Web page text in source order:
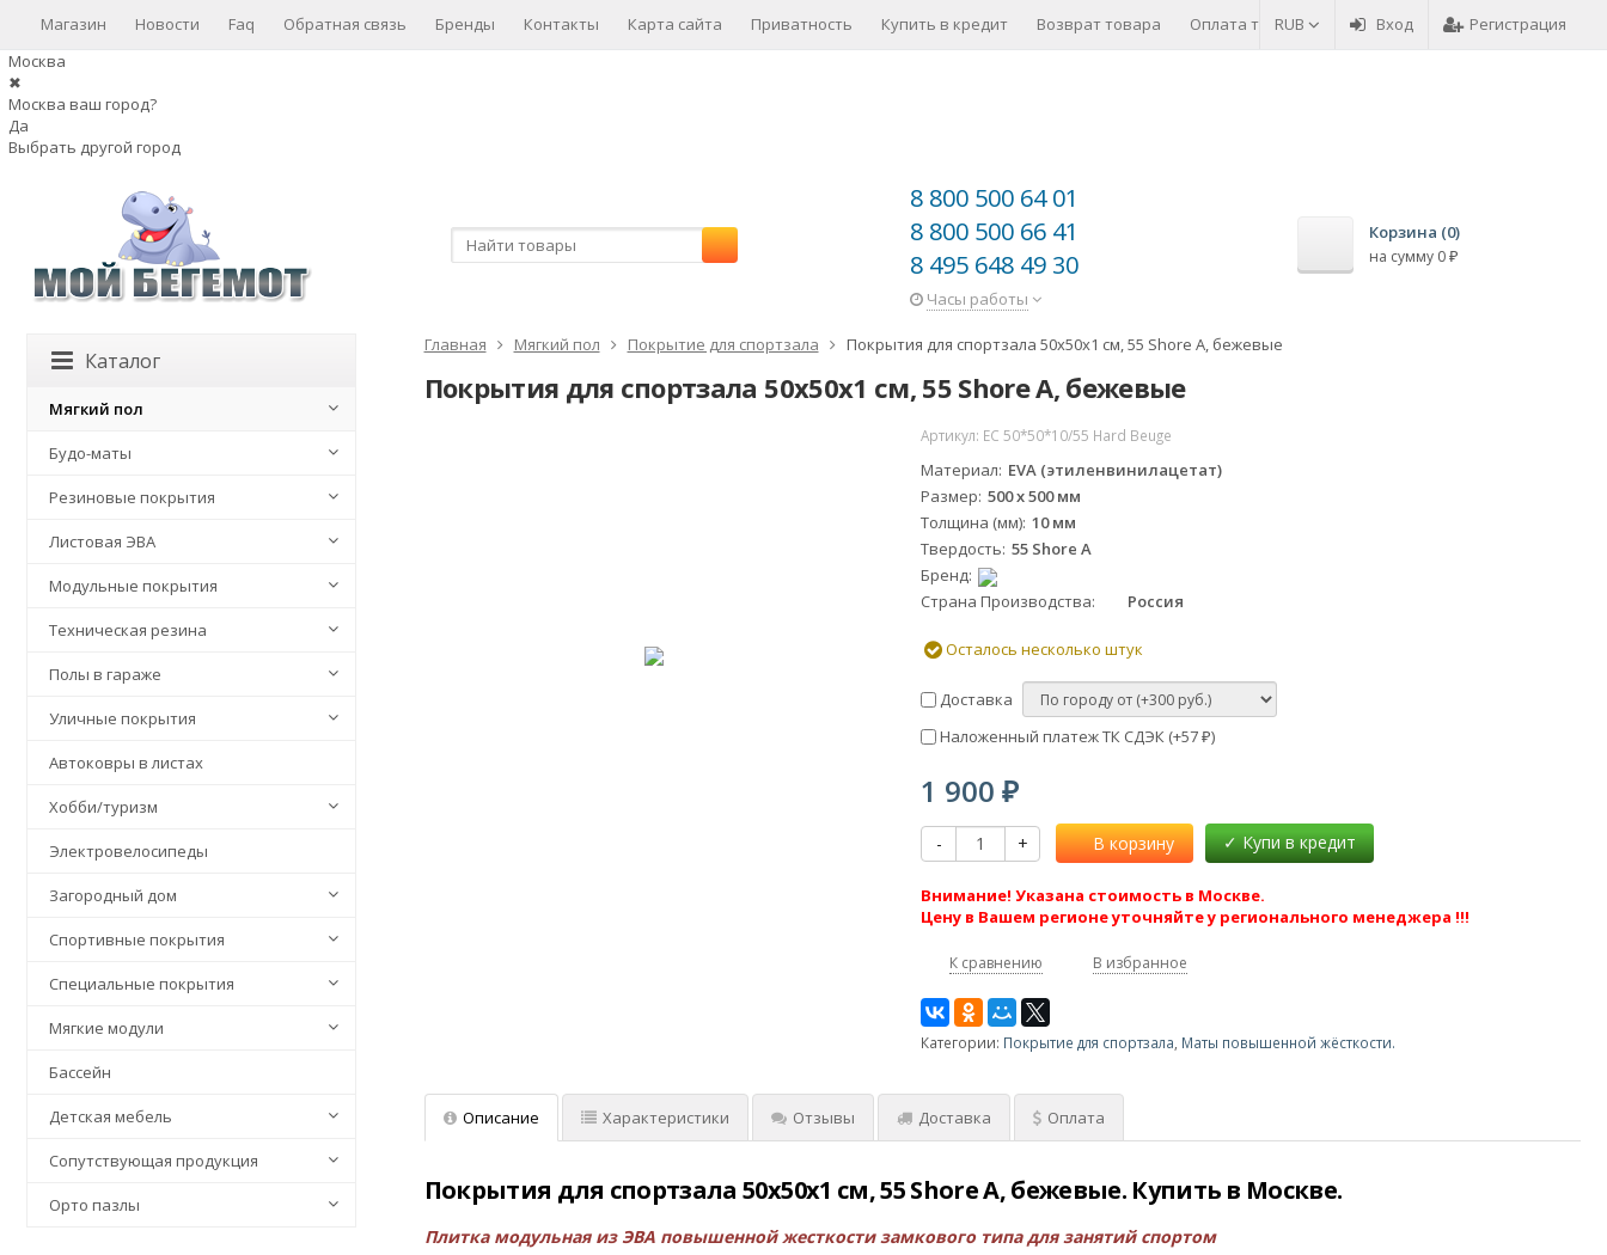
RUB Вход Регистрация
Магазин Новости Faq Обратная связь Бренды Контакты Карта сайта Приватность Купить в кредит Возврат товара
Оплата товара
Москва
✖
Москва ваш город?
Да
Выбрать другой город
8 800 500 64 01
8 800 500 66 41
8 495 648 49 30
Часы работы
Корзина (0)
на сумму 0 ₽
Главная Мягкий пол Покрытие для спортзала Покрытия для спортзала 50х50x1 см, 55 Shore A, бежевые
Покрытия для спортзала 50х50x1 см, 55 Shore A, бежевые
Артикул: EC 50*50*10/55 Hard Beuge
Материал EVA (этиленвинилацетат)
Размер 500 х 500 мм
Толщина (мм) 10 мм
Твердость 55 Shore A
Бренд
Страна Производства
Россия
Осталось несколько штук
Доставка
Наложенный платеж ТК СДЭК (+57₽)
1 900₽
- + В корзину
Внимание! Указана стоимость в Москве.
Цену в Вашем регионе уточняйте у регионального менеджера !!!
К сравнению В избранное
Категории: Покрытие для спортзала Маты повышенной жёсткости.
Описание Характеристики Отзывы Доставка Оплата
Покрытия для спортзала 50х50x1 см, 55 Shore A, бежевые. Купить в Москве.
Плитка модульная из ЭВА повышенной жесткости замкового типа для занятий спортом
Каталог
Мягкий пол
Будо-маты
Резиновые покрытия
Листовая ЭВА
Модульные покрытия
Техническая резина
Полы в гараже
Уличные покрытия
Автоковры в листах
Хобби/туризм
Электровелосипеды
Загородный дом
Спортивные покрытия
Специальные покрытия
Мягкие модули
Бассейн
Детская мебель
Сопутствующая продукция
Орто пазлы